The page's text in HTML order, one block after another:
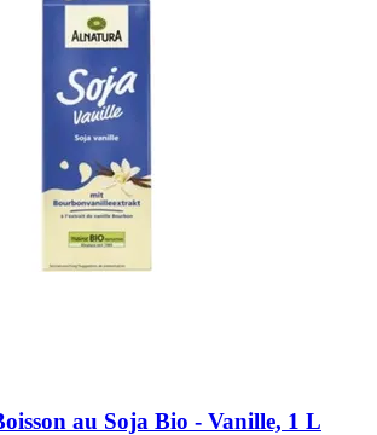
au Soja Bio -​ Vanille, 1 L